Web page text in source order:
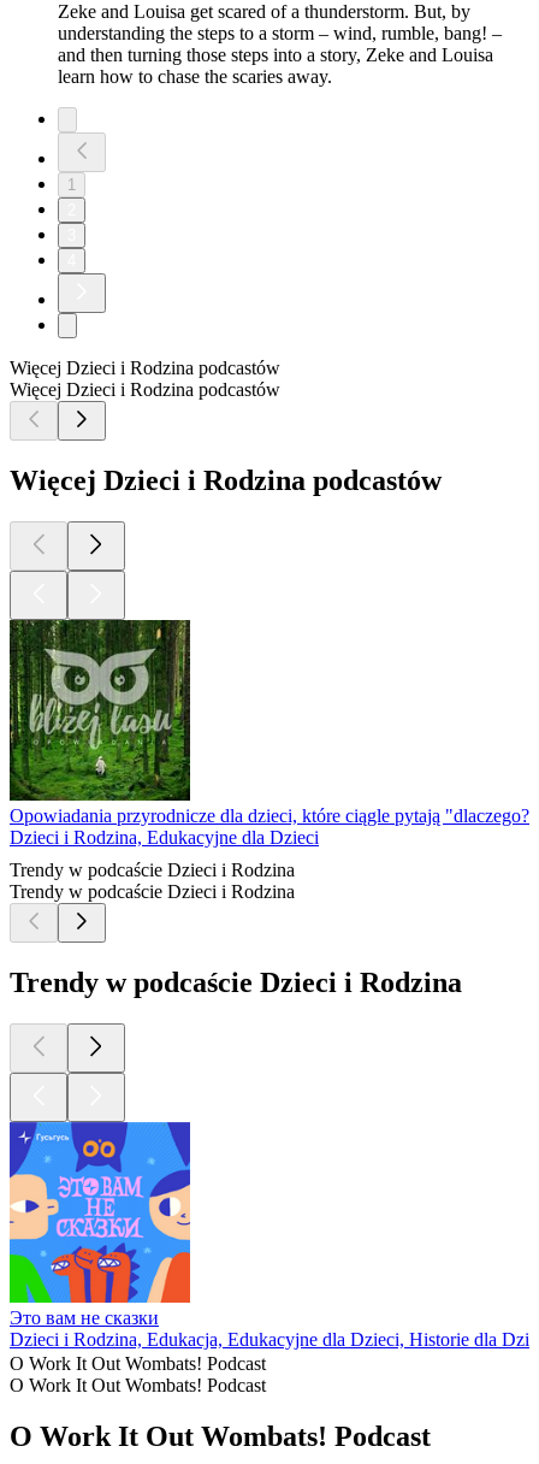
Zeke and Louisa get scared of a thunderstorm. But, by
understanding the steps to a storm – wind, rumble, bang! –
and then turning those steps into a story, Zeke and Louisa
learn how to chase the scaries away.
1
Więcej Dzieci i Rodzina podcastów
Więcej Dzieci i Rodzina podcastów
Więcej Dzieci i Rodzina podcastów
Opowiadania przyrodnicze dla dzieci, które ciągle pytają
Dzieci i Rodzina, Edukacyjne dla Dzieci
Trendy w podcaście Dzieci i Rodzina
Trendy w podcaście Dzieci i Rodzina
Trendy w podcaście Dzieci i Rodzina
Это вам не сказки
Dzieci i Rodzina, Edukacja, Edukacyjne dla Dzieci, Historie dla
O Work It Out Wombats! Podcast
O Work It Out Wombats! Podcast
O Work It Out Wombats! Podcast